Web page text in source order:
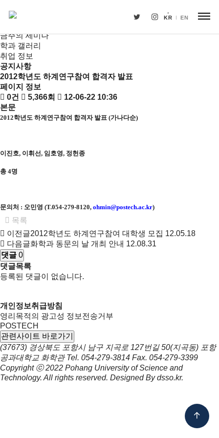
KR EN
뉴스
금주의 세미나
학과 갤러리
취업 정보
공지사항
2012학년도 하계연구참여 합격자 발표
페이지 정보
0건
5,366회
12-06-22 10:36
본문
2012학년도 하계연구참여 합격자 발표 (가나다순)
이진호, 이휘선, 임호영, 정헌종
총 4명
문의처 : 오민영 (T.054-279-8120, ohmin@postech.ac.kr)
목록
이전글2012학년도 하계연구참여 대학생 모집 12.05.18
다음글화학과 동문의 날 개최 안내 12.08.31
댓글 0
댓글목록
등록된 댓글이 없습니다.
개인정보취급방침
영리목적의 광고성 정보전송거부
POSTECH
관련사이트 바로가기
(37673) 경상북도 포항시 남구 지곡로 127번길 50(지곡동) 포항
공과대학교 화학관 Tel. 054-279-3814 Fax. 054-279-3399
Copyright ⓒ 2022 Pohang University of Science and
Technology. All rights reserved. Designed Bydsso.kr.